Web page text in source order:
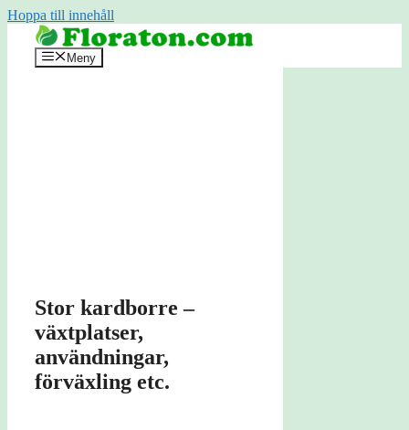
Hoppa till innehåll
Meny
Stor kardborre –
växtplatser,
användningar,
förväxling etc.